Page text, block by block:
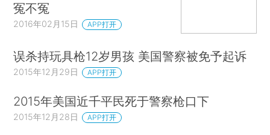
冤不冤
2016年02月15日 APP打开
误杀持玩具枪12岁男孩 美国警察被免予起诉
2015年12月29日 APP打开
2015年美国近千平民死于警察枪口下
2015年12月28日 APP打开